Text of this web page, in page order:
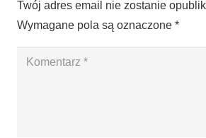
Twój adres email nie zostanie
Wymagane pola są oznaczone *